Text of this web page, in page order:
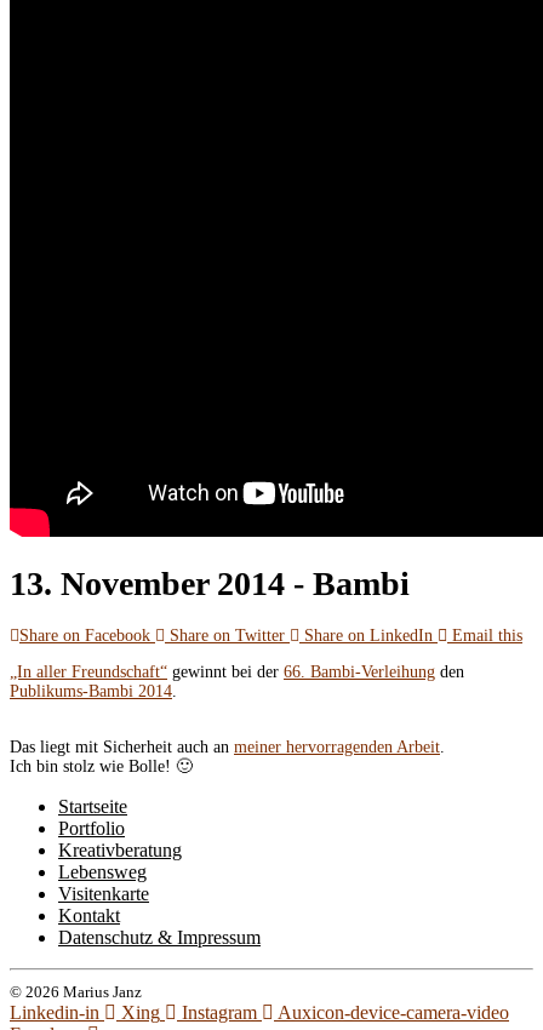
13. November 2014 - Bambi
Share on Facebook Share on Twitter Share on LinkedIn
Email this
„In aller Freundschaft“ gewinnt bei der 66. Bambi-Verleihung den
Publikums-Bambi 2014
Das liegt mit Sicherheit auch an meiner hervorragenden Arbeit
Ich bin stolz wie Bolle! 🙂
Startseite
Portfolio
Kreativberatung
Lebensweg
Visitenkarte
Kontakt
Datenschutz & Impressum
© 2026 Marius Janz
Linkedin-in Xing Instagram
Auxicon-device-camera-video